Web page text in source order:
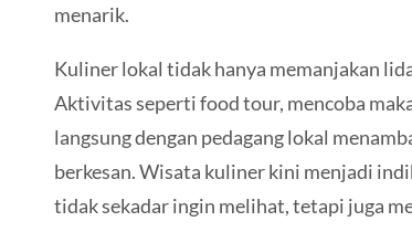
menarik.
Kuliner lokal tidak hanya memanjakan
Aktivitas seperti food tour, mencoba
langsung dengan pedagang lokal
berkesan. Wisata kuliner kini menjadi
tidak sekadar ingin melihat, tetapi juga